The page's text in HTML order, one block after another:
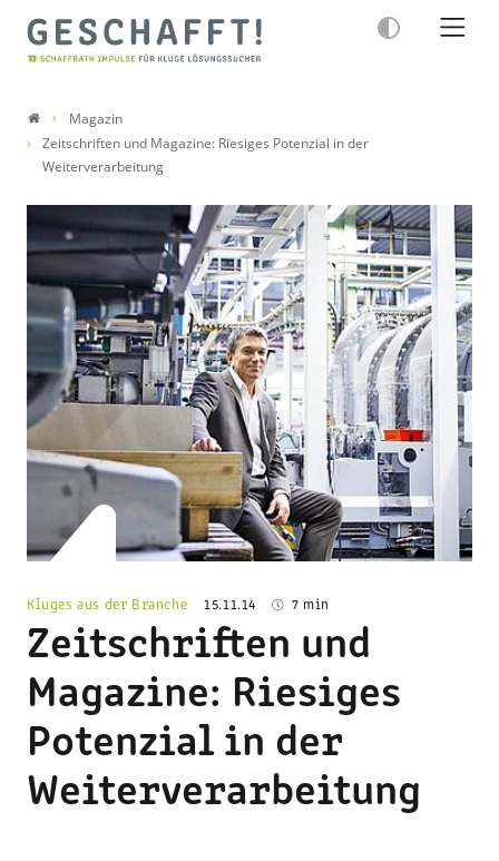
Magazin
Zeitschriften und Magazine: Riesiges Potenzial in der
Weiterverarbeitung
Kluges aus der Branche 15.11.14 7 min
Zeitschriften und
Magazine: Riesiges
Potenzial in der
Weiterverarbeitung